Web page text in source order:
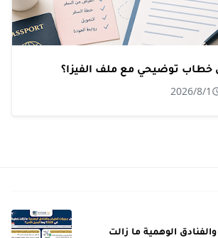
خطاب توضيحي مع ملف الفيزا؟
2026/8/1
الوهمية ما زالت